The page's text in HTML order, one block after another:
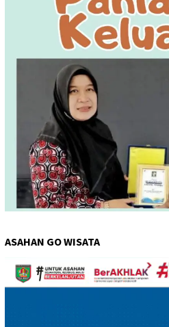
ASAHAN GO WISATA
Pemutar
Video